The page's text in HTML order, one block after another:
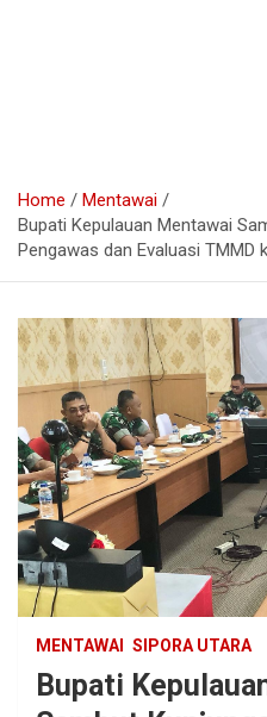
Home
Mentawai
Bupati Kepulauan Mentawai
Pengawas dan Evaluasi TMMD
MENTAWAI SIPORA UTARA
Bupati